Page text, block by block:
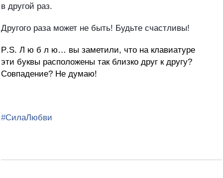
в другой раз.
Другого раза может не быть! Будьте счастливы!
P.S. Л ю б л ю… вы заметили, что на клавиатуре
эти буквы расположены так близко друг к другу?
Совпадение? Не думаю!
#СилаЛюбви